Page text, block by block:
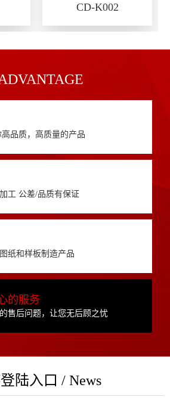
CD-K002
品质，高质量的产品
工 公差/品质有保证
纸和样板制造产品
的服务
售后问题，让您无后顾之忧
陆入口 / News